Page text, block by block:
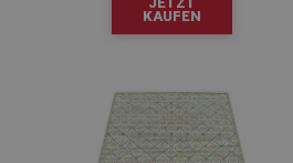
KAUFEN